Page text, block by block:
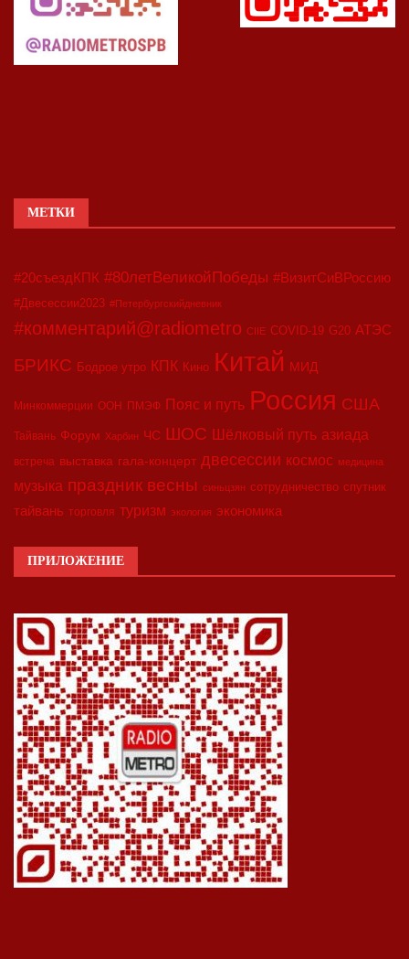
МЕТКИ
#20съездКПК #80летВеликойПобеды #ВизитСиВРоссию
#Двесессии2023 #Петербургскийдневник
#комментарий@radiometro CIIE COVID-19 G20 АТЭС
БРИКС Бодрое утро КПК Кино Китай МИД
Минкоммерции ООН ПМЭФ Пояс и путь Россия США
Тайвань Форум Харбин ЧС ШОС Шёлковый путь азиада
встреча выставка гала-концерт двесессии космос медицина
музыка праздник весны синьцзян сотрудничество спутник
тайвань торговля туризм экология экономика
ПРИЛОЖЕНИЕ